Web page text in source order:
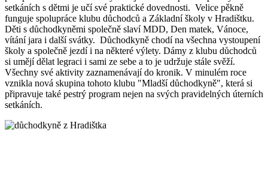
setkáních s dětmi je učí své praktické dovednosti. Velice pěkně
funguje spolupráce klubu důchodců a Základní školy v Hradištku.
Děti s důchodkyněmi společně slaví MDD, Den matek, Vánoce,
vítání jara i další svátky. Důchodkyně chodí na všechna vystoupení
školy a společně jezdí i na některé výlety. Dámy z klubu důchodců
si umějí dělat legraci i sami ze sebe a to je udržuje stále svěží.
Všechny své aktivity zaznamenávají do kronik. V minulém roce
vznikla nová skupina tohoto klubu "Mladší důchodkyně", která si
připravuje také pestrý program nejen na svých pravidelných úterních
setkáních.